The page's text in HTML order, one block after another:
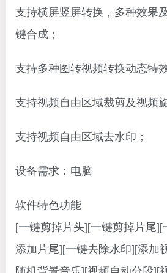
支持横屏竖屏转换，多种效果
键合成；
支持多种图转视频转换动态特
支持视频自由区域裁剪及视频
支持视频自由区域去水印；
设备需求：电脑
软件特色功能
[一键剪掉片头][一键剪掉片尾
添加片尾][一键去除水印][添加